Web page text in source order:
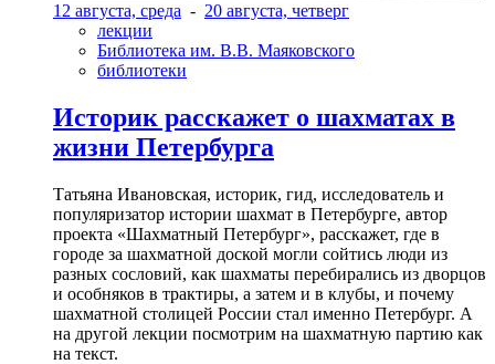
12 августа, среда - 20 августа, четверг
лекции
Библиотека им. В.В. Маяковского
библиотеки
Историк расскажет о шахматах в
жизни Петербурга
Татьяна Ивановская, историк, гид, исследователь и
популяризатор истории шахмат в Петербурге, автор
проекта «Шахматный Петербург», расскажет, где в
городе за шахматной доской могли сойтись люди из
разных сословий, как шахматы перебирались из дворцов
и особняков в трактиры, а затем и в клубы, и почему
шахматной столицей России стал именно Петербург. А
на другой лекции посмотрим на шахматную партию как
на текст.